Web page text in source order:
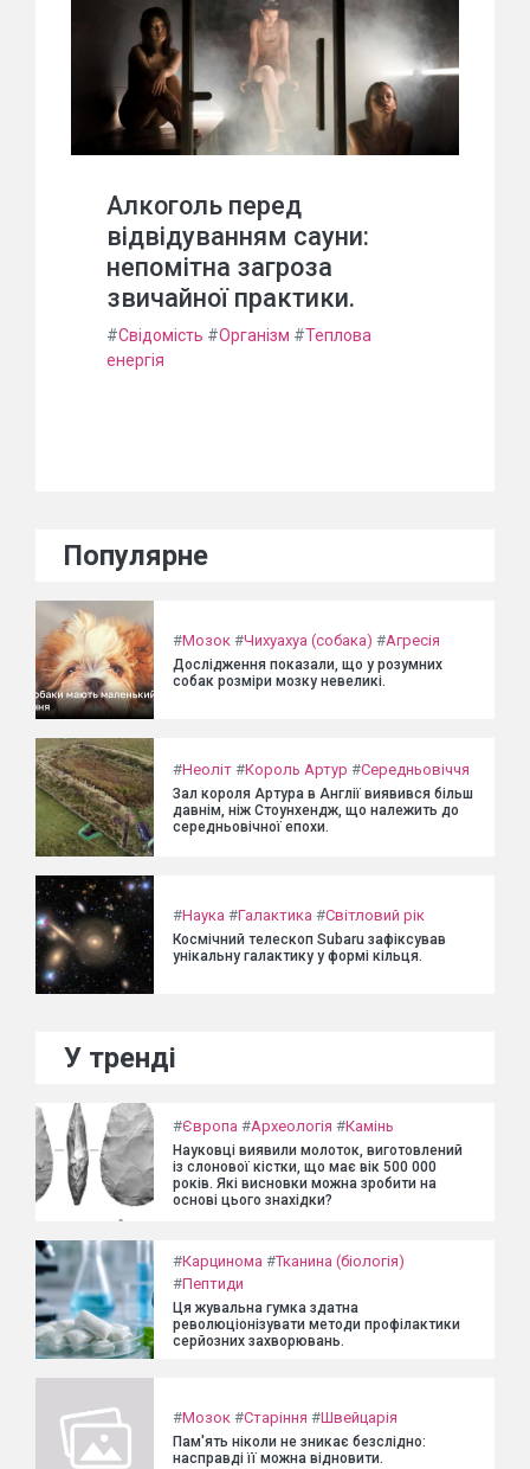
Алкоголь перед
відвідуванням сауни:
непомітна загроза
звичайної практики.
#Свідомість #Організм #Теплова
енергія
Популярне
#Мозок #Чихуахуа (собака) #Агресія
Дослідження показали, що у розумних
собак розміри мозку невеликі.
#Неоліт #Король Артур #Середньовіччя
Зал короля Артура в Англії виявився більш
давнім, ніж Стоунхендж, що належить до
середньовічної епохи.
#Наука #Галактика #Світловий рік
Космічний телескоп Subaru зафіксував
унікальну галактику у формі кільця.
У тренді
#Європа #Археологія #Камінь
Науковці виявили молоток, виготовлений
із слонової кістки, що має вік 500 000
років. Які висновки можна зробити на
основі цього знахідки?
#Карцинома #Тканина (біологія)
#Пептиди
Ця жувальна гумка здатна
революціонізувати методи профілактики
серйозних захворювань.
#Мозок #Старіння #Швейцарія
Пам'ять ніколи не зникає безслідно:
насправді її можна відновити.